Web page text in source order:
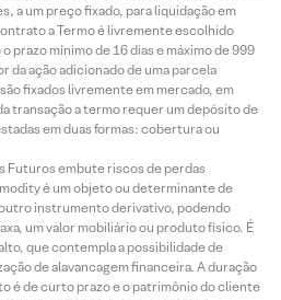
a um preço fixado, para liquidação em
a Termo é livremente escolhido
prazo mínimo de 16 dias e máximo de 999
da ação adicionado de uma parcela
fixados livremente em mercado, em
transação a termo requer um depósito de
em duas formas: cobertura ou
Futuros embute riscos de perdas
é um objeto ou determinante de
instrumento derivativo, podendo
um valor mobiliário ou produto físico. É
que contempla a possibilidade de
de alavancagem financeira. A duração
é de curto prazo e o patrimônio do cliente